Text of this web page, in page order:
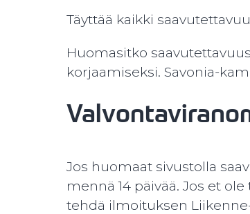
Täyttää kaikki
Huomasitko
korjaamiseksi. Savonia-
Jos huomaat sivustolla
mennä 14 päivää. Jos et
tehdä ilmoituksen